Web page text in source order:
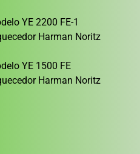
YE 2200 FE-1
Harman Noritz
YE 1500 FE
Harman Noritz